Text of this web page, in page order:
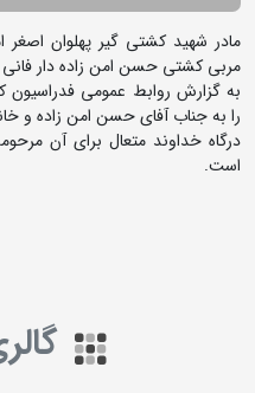
مادر شهید کشتی گیر پهلوان
مربی کشتی حسن امن زاده دار
به گزارش روابط عمومی
را به جناب آفای حسن امن زاده و
درگاه خداوند متعال برای آن
است.